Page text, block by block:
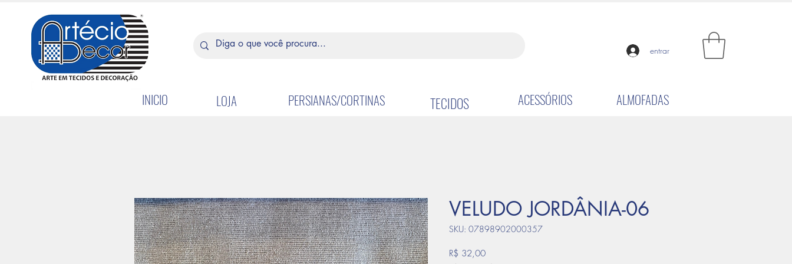
INICIO TECIDOS ACESSÓRIOS ALMOFADAS
entrar
PERSIANAS/CORTINAS
LOJA
VELUDO JORDÂNIA-06
SKU: 07898902000357
R$ 32,00Preço